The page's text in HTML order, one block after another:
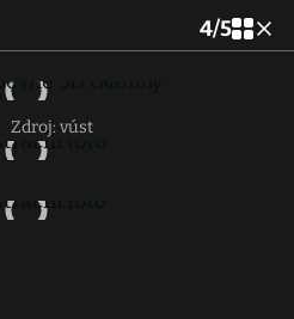
4/5
Zdroj: vúst